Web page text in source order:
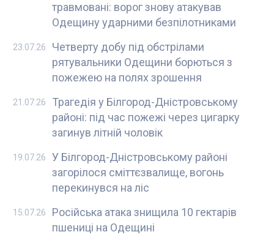
травмовані: ворог знову атакував
Одещину ударними безпілотниками
Четверту добу під обстрілами
рятувальники Одещини борються з
пожежею на полях зрошення
23.07.26
Трагедія у Білгород-Дністровському
районі: під час пожежі через цигарку
загинув літній чоловік
21.07.26
У Білгород-Дністровському районі
загорілося сміттєзвалище, вогонь
перекинувся на ліс
19.07.26
Російська атака знищила 10 гектарів
пшениці на Одещині
15.07.26